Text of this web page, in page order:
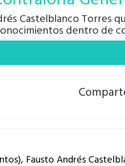
Castelblanco Torres
dentro de
Fausto Andrés